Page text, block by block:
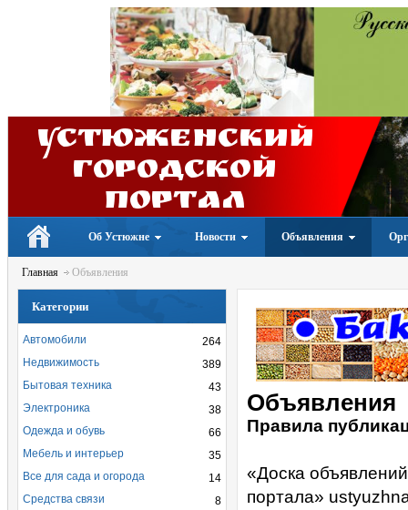
Устюженский
Городской
портал
Об Устюжне Новости Объявления
Главная Объявления
Объявления
Правила
«Доска
портала»
Категории
264
Автомобили
389
Недвижимость
43
Бытовая техника
38
Электроника
66
Одежда и обувь
35
Мебель и интерьер
14
Все для сада и огорода
8
Средства связи